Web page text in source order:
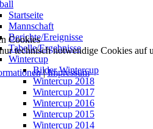
Startseite
Mannschaft
Berichte/Ereignisse
Tabelle/Ergebnisse
Wintercup
Bilder Wintercup
Wintercup 2018
Wintercup 2017
Wintercup 2016
Wintercup 2015
Wintercup 2014
Cookies
technisch notwendige Cookies auf
|Impressum